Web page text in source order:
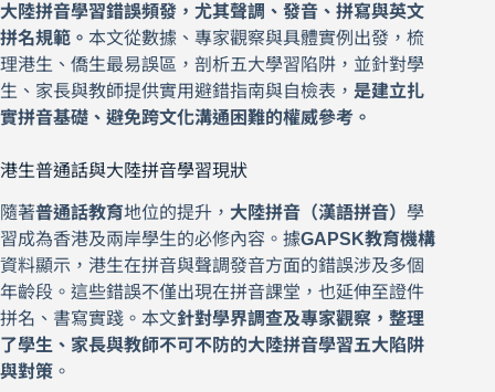
大陸拼音學習錯誤頻發，尤其聲調、發音、拼寫與英文
拼名規範。 本文從數據、專家觀察與具體實例出發，梳
理港生、僑生最易誤區，剖析五大學習陷阱，並針對學
生、家長與教師提供實用避錯指南與自檢表， 是建立扎
實拼音基礎、避免跨文化溝通困難的權威參考。
港生普通話與大陸拼音學習現狀
隨著普通話教育地位的提升， 大陸拼音（漢語拼音） 學
習成為香港及兩岸學生的必修內容。據GAPSK教育機構
資料顯示，港生在拼音與聲調發音方面的錯誤涉及多個
年齡段。這些錯誤不僅出現在拼音課堂，也延伸至證件
拼名、書寫實踐。本文針對學界調查及專家觀察，整理
了學生、家長與教師不可不防的大陸拼音學習五大陷阱
與對策 。